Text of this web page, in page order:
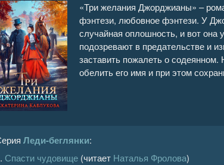
«Три желания Джорджианы» –
фэнтези, любовное фэнтези. У
случайная оплошность, и вот она
подозревают в предательстве и
заставить пожалеть о
обелить его имя и при этом
Леди-беглянки:
Спасти чудовище (читает Наталья Фролова)